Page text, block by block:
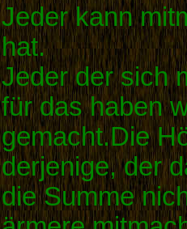
Jeder kann
hat.
Jeder der sich
für das haben
gemacht.Die
derjenige, der
die Summe